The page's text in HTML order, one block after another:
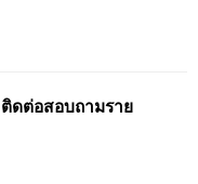
ดต่อสอบถามราย